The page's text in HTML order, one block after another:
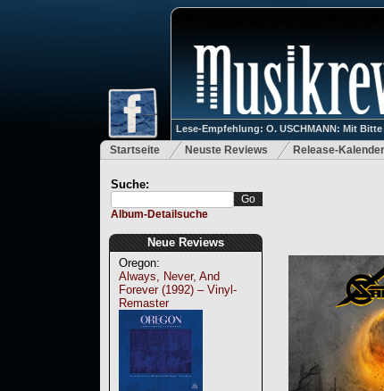
Lese-Empfehlung: O. USCHMANN: Mit
Startseite Neuste Reviews Release-Kalender
Suche:
Album-Detailsuche
Neue Reviews
Oregon:
Always, Never, And
Forever (1992) – Vinyl-
Remaster